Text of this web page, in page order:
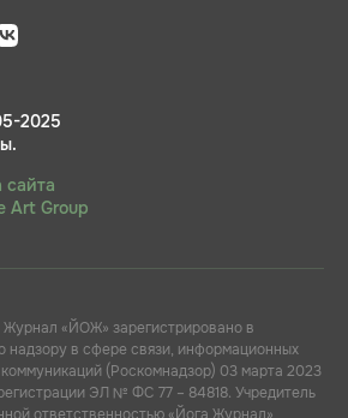
2025
сайта
Art Group
«ЙОЖ» зарегистрировано в
надзору в сфере связи, информационных
(Роскомнадзор) 03 марта 2023
ЭЛ № ФС 77 – 84818. Учредитель
ответственностью «Йога Журнал»,